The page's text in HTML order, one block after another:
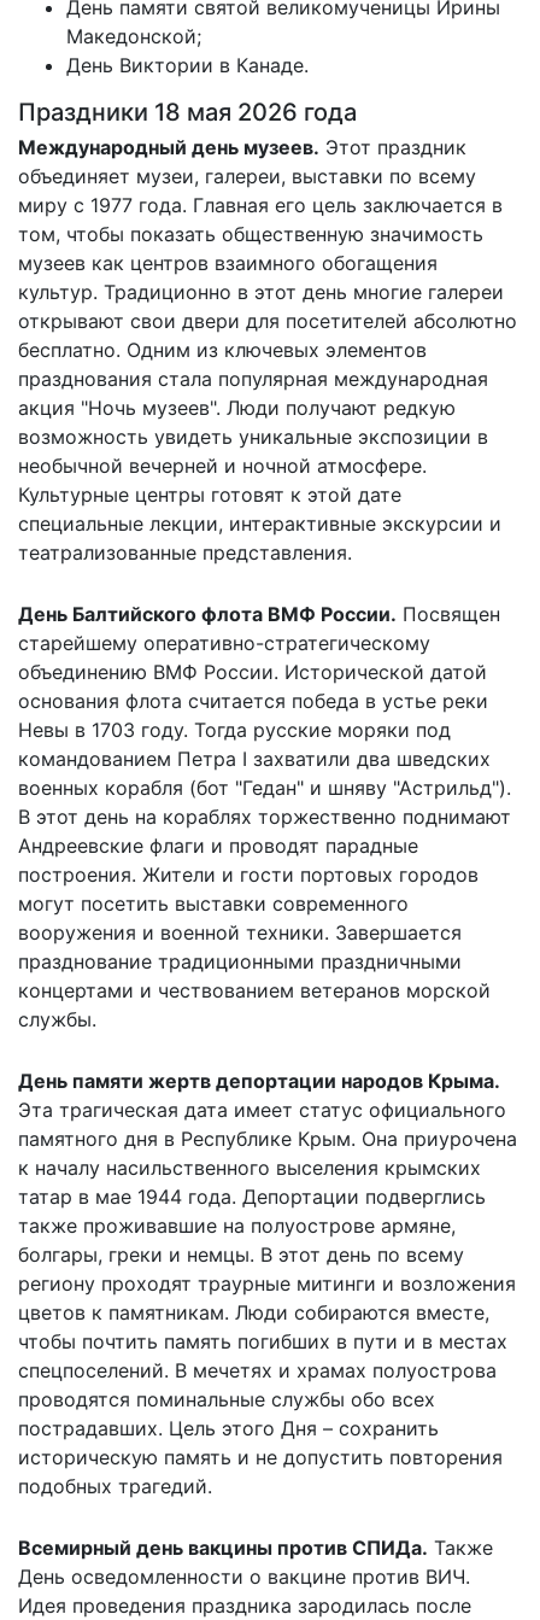
День памяти святой великомученицы Ирины
Македонской;
День Виктории в Канаде.
Праздники 18 мая 2026 года
Международный день музеев. Этот праздник
объединяет музеи, галереи, выставки по всему
миру с 1977 года. Главная его цель заключается в
том, чтобы показать общественную значимость
музеев как центров взаимного обогащения
культур. Традиционно в этот день многие галереи
открывают свои двери для посетителей абсолютно
бесплатно. Одним из ключевых элементов
празднования стала популярная международная
акция "Ночь музеев". Люди получают редкую
возможность увидеть уникальные экспозиции в
необычной вечерней и ночной атмосфере.
Культурные центры готовят к этой дате
специальные лекции, интерактивные экскурсии и
театрализованные представления.
День Балтийского флота ВМФ России. Посвящен
старейшему оперативно-стратегическому
объединению ВМФ России. Исторической датой
основания флота считается победа в устье реки
Невы в 1703 году. Тогда русские моряки под
командованием Петра I захватили два шведских
военных корабля (бот "Гедан" и шняву "Астрильд").
В этот день на кораблях торжественно поднимают
Андреевские флаги и проводят парадные
построения. Жители и гости портовых городов
могут посетить выставки современного
вооружения и военной техники. Завершается
празднование традиционными праздничными
концертами и чествованием ветеранов морской
службы.
День памяти жертв депортации народов Крыма.
Эта трагическая дата имеет статус официального
памятного дня в Республике Крым. Она приурочена
к началу насильственного выселения крымских
татар в мае 1944 года. Депортации подверглись
также проживавшие на полуострове армяне,
болгары, греки и немцы. В этот день по всему
региону проходят траурные митинги и возложения
цветов к памятникам. Люди собираются вместе,
чтобы почтить память погибших в пути и в местах
спецпоселений. В мечетях и храмах полуострова
проводятся поминальные службы обо всех
пострадавших. Цель этого Дня – сохранить
историческую память и не допустить повторения
подобных трагедий.
Всемирный день вакцины против СПИДа. Также
День осведомленности о вакцине против ВИЧ.
Идея проведения праздника зародилась после